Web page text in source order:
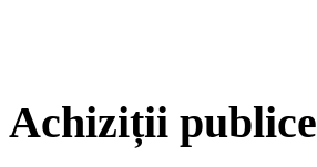
Achiziții publice